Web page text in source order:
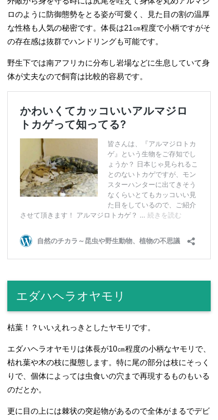
ロのように防御態勢をとる姿が可愛く、見た目の割の温厚
な性格も人気の秘密です。体長は21㎝程度で小柄ですがそ
の存在感は抜群でハンドリングも可能です。
野生下では南アフリカに分布し岩場などに生息していて身
体が丈夫なので飼育は比較的容易です。
エダハヘラオヤモリ
枯葉！？いいえれっきとしたヤモリです。
エダハヘラオヤモリは体長が10㎝程度の小柄なヤモリで、
枯れ葉や木の枝に擬態します。特に尾の部分は枝にそっく
りで、個体によっては虫食いの穴まで再現するものもいる
のだとか。
更に目の上には棘状の突起物があるので全体がまるでデビ